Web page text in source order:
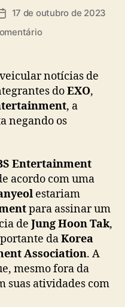
D
e
p
u
b
c
a
ç
ã
o
17 de outubro de 2023
e
M
n
t
e
a
i
n
e
n
t
n
e
g
notícias de
doEXO,
, a
negando os
Entertainment
acordo com uma
estariam
para assinar um
de Jung Hoon Tak,
daKorea
Association. A
mesmo fora da
suas atividades com